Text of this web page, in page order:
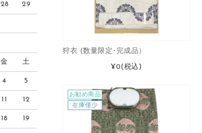
狩衣 (数量限定･完成品）
¥0(税込)
お勧め商品
在庫僅少
28 29
金 土
4 5
11 12
18 19